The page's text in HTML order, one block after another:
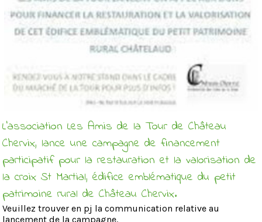
L'association Les Amis de la Tour de Château
Chervix, lance une campagne de financement
participatif pour la restauration et la valorisation de
la croix St Martial, édifice emblématique du petit
patrimoine rural de Château Chervix.
Veuillez trouver en pj la communication relative au
lancement de la campagne.